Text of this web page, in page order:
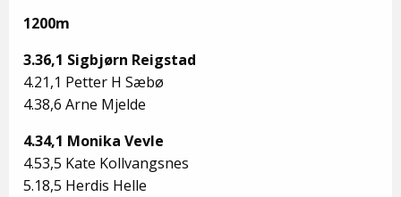
1200m
3.36,1 Sigbjørn Reigstad
4.21,1 Petter H Sæbø
4.38,6 Arne Mjelde
4.34,1 Monika Vevle
4.53,5 Kate Kollvangsnes
5.18,5 Herdis Helle